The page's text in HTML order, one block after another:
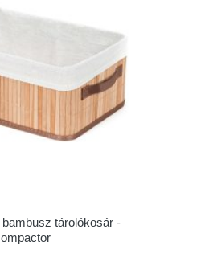
tárolókosár -